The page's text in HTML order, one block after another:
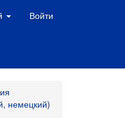
Войти
немецкий)